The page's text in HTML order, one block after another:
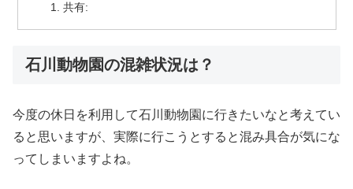
共有:
石川動物園の混雑状況は？
今度の休日を利用して石川動物園に行きたいなと考えてい
ると思いますが、実際に行こうとすると混み具合が気にな
ってしまいますよね。